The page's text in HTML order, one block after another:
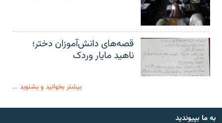
قصه‌های دانش‌آموزان دختر؛
ناهید مایار وردک
بیشتر بخوانید و بشنوید ...
به ما بپیوندید